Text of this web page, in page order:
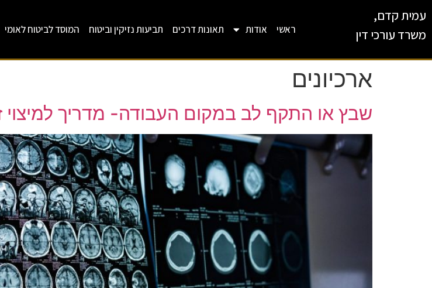
עמית קדם,
משרד עורכי דין
ראשי אודות תאונות דרכים תביעות נזיקין וביטוח המוסד לביטוח לאומי
ארכיונים
שבץ או התקף לב במקום העבודה- מדריך למיצוי